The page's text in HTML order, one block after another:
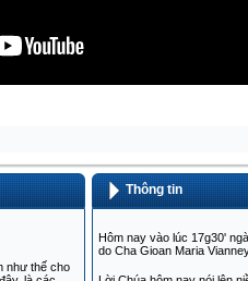
như thế cho
Thông tin
Hôm nay vào lúc 17g30'
do Cha Gioan Maria